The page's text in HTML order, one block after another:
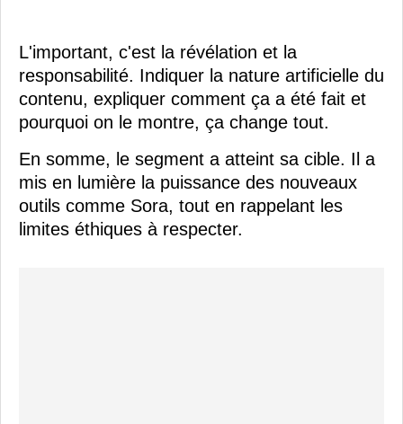
L'important, c'est la révélation et la
responsabilité. Indiquer la nature artificielle du
contenu, expliquer comment ça a été fait et
pourquoi on le montre, ça change tout.
En somme, le segment a atteint sa cible. Il a
mis en lumière la puissance des nouveaux
outils comme Sora, tout en rappelant les
limites éthiques à respecter.